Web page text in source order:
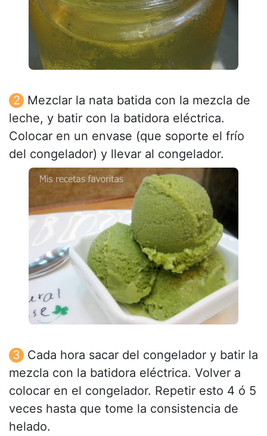
Mezclar la nata batida con la mezcla de
leche, y batir con la batidora eléctrica.
Colocar en un envase (que soporte el frío
del congelador) y llevar al congelador.
Cada hora sacar del congelador y batir la
mezcla con la batidora eléctrica. Volver a
colocar en el congelador. Repetir esto 4 ó 5
veces hasta que tome la consistencia de
helado.